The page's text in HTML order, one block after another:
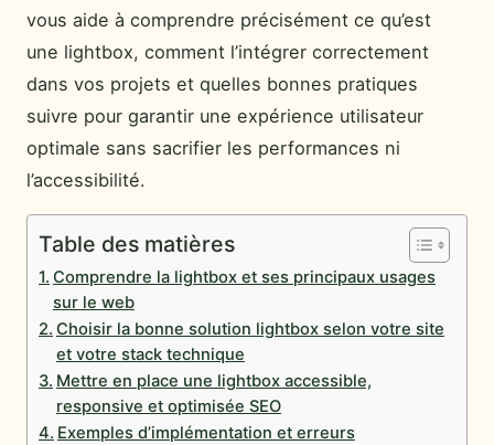
vous aide à comprendre précisément ce qu’est
une lightbox, comment l’intégrer correctement
dans vos projets et quelles bonnes pratiques
suivre pour garantir une expérience utilisateur
optimale sans sacrifier les performances ni
l’accessibilité.
Table des matières
Comprendre la lightbox et ses principaux usages
sur le web
Choisir la bonne solution lightbox selon votre site
et votre stack technique
Mettre en place une lightbox accessible,
responsive et optimisée SEO
Exemples d’implémentation et erreurs